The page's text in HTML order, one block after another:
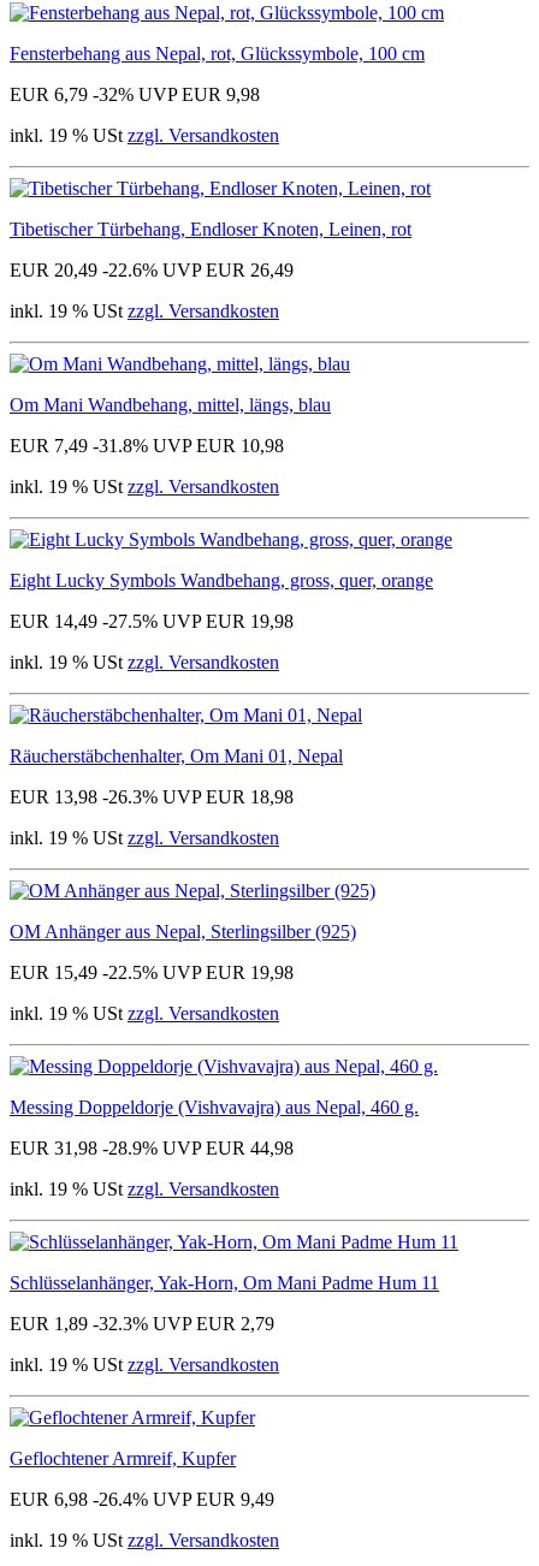
Fensterbehang aus Nepal, rot, Glückssymbole, 100 cm
EUR 6,79 -32% UVP EUR 9,98
inkl. 19 % USt zzgl. Versandkosten
Tibetischer Türbehang, Endloser Knoten, Leinen, rot
EUR 20,49 -22.6% UVP EUR 26,49
inkl. 19 % USt zzgl. Versandkosten
Om Mani Wandbehang, mittel, längs, blau
EUR 7,49 -31.8% UVP EUR 10,98
inkl. 19 % USt zzgl. Versandkosten
Eight Lucky Symbols Wandbehang, gross, quer, orange
EUR 14,49 -27.5% UVP EUR 19,98
inkl. 19 % USt zzgl. Versandkosten
Räucherstäbchenhalter, Om Mani 01, Nepal
EUR 13,98 -26.3% UVP EUR 18,98
inkl. 19 % USt zzgl. Versandkosten
OM Anhänger aus Nepal, Sterlingsilber (925)
EUR 15,49 -22.5% UVP EUR 19,98
inkl. 19 % USt zzgl. Versandkosten
Messing Doppeldorje (Vishvavajra) aus Nepal, 460 g.
EUR 31,98 -28.9% UVP EUR 44,98
inkl. 19 % USt zzgl. Versandkosten
Schlüsselanhänger, Yak-Horn, Om Mani Padme Hum 11
EUR 1,89 -32.3% UVP EUR 2,79
inkl. 19 % USt zzgl. Versandkosten
Geflochtener Armreif, Kupfer
EUR 6,98 -26.4% UVP EUR 9,49
inkl. 19 % USt zzgl. Versandkosten